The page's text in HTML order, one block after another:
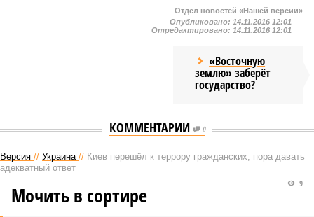
Отдел новостей «Нашей версии»
Опубликовано: 14.11.2016 12:01
Отредактировано: 14.11.2016 12:01
«Восточную
землю» заберёт
государство?
КОММЕНТАРИИ 0
Версия // Украина // Киев перешёл к террору гражданских, пора давать
адекватный ответ
9
Мочить в сортире